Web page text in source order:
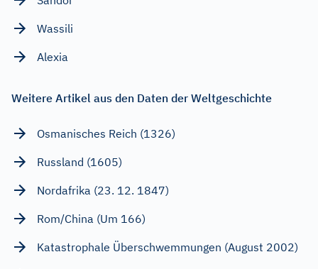
Wassili
Alexia
Weitere Artikel aus den Daten der Weltgeschichte
Osmanisches Reich (1326)
Russland (1605)
Nordafrika (23. 12. 1847)
Rom/China (Um 166)
Katastrophale Überschwemmungen (August 2002)